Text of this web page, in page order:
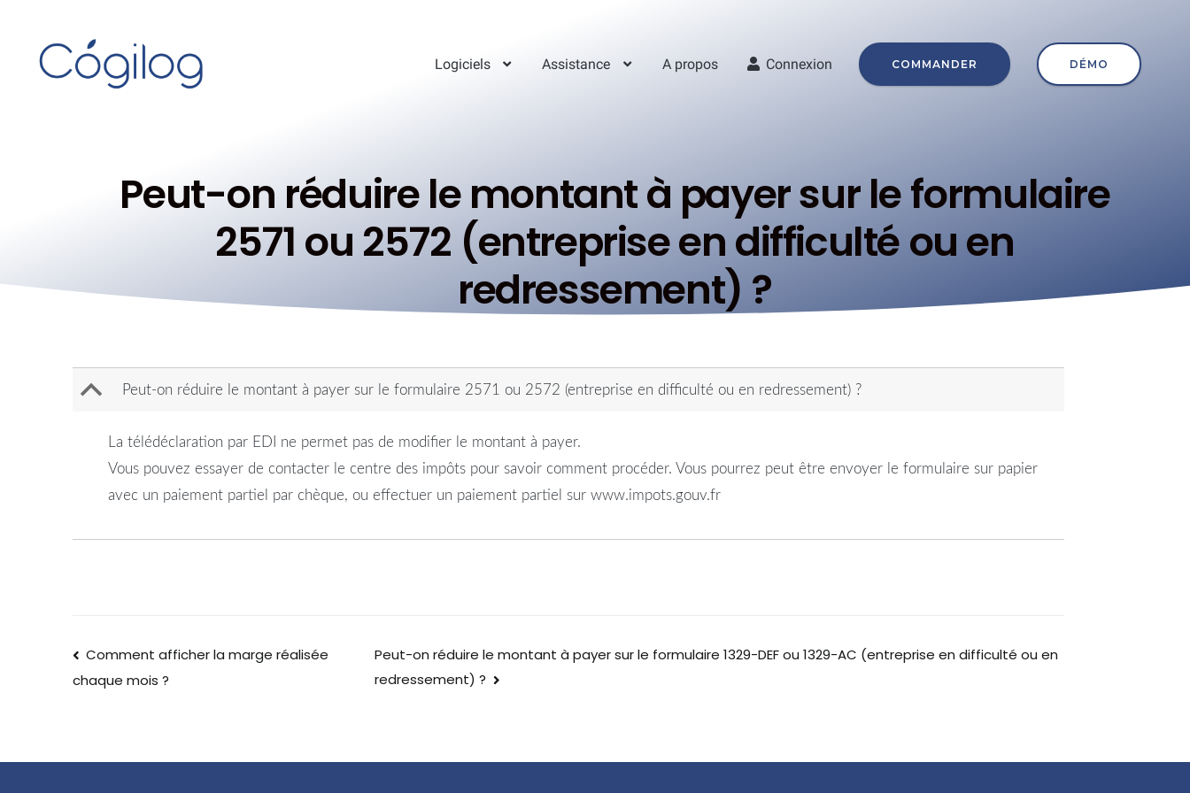
Logiciels Assistance A propos Connexion COMMANDER DÉMO
Peut-on réduire le montant à payer sur le formulaire
2571 ou 2572 (entreprise en difficulté ou en
redressement) ?
B Peut-on réduire le montant à payer sur le formulaire 2571 ou 2572 (entreprise en difficulté ou en redressement) ?
La télédéclaration par EDI ne permet pas de modifier le montant à payer.
Vous pouvez essayer de contacter le centre des impôts pour savoir comment procéder. Vous pourrez peut être envoyer le formulaire sur papier
avec un paiement partiel par chèque, ou effectuer un paiement partiel sur www.impots.gouv.fr
Comment afficher la marge réalisée
chaque mois ?
Peut-on réduire le montant à payer sur le formulaire 1329-DEF ou 1329-AC (entreprise en difficulté ou en
redressement) ?